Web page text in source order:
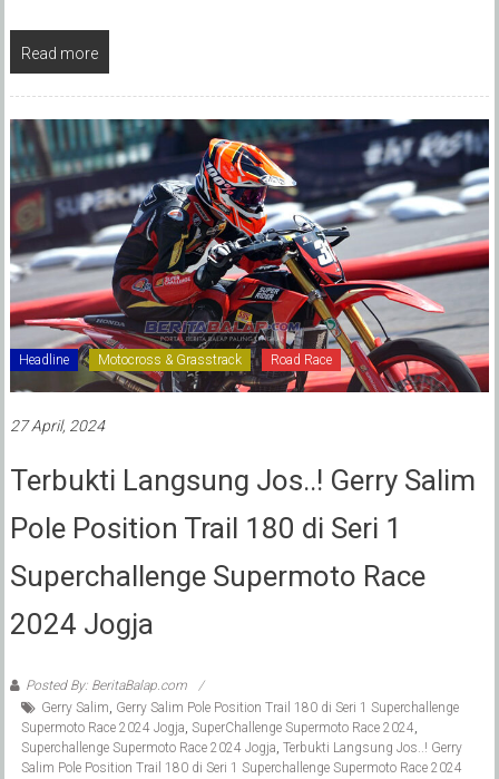
Read more
Headline Motocross & Grasstrack Road Race
27 April, 2024
Terbukti Langsung Jos..! Gerry Salim
Pole Position Trail 180 di Seri 1
Superchallenge Supermoto Race
2024 Jogja
Posted By: BeritaBalap.com
Gerry Salim, Gerry Salim Pole Position Trail 180 di Seri 1 Superchallenge
Supermoto Race 2024 Jogja, SuperChallenge Supermoto Race 2024,
Superchallenge Supermoto Race 2024 Jogja, Terbukti Langsung Jos..! Gerry
Salim Pole Position Trail 180 di Seri 1 Superchallenge Supermoto Race 2024